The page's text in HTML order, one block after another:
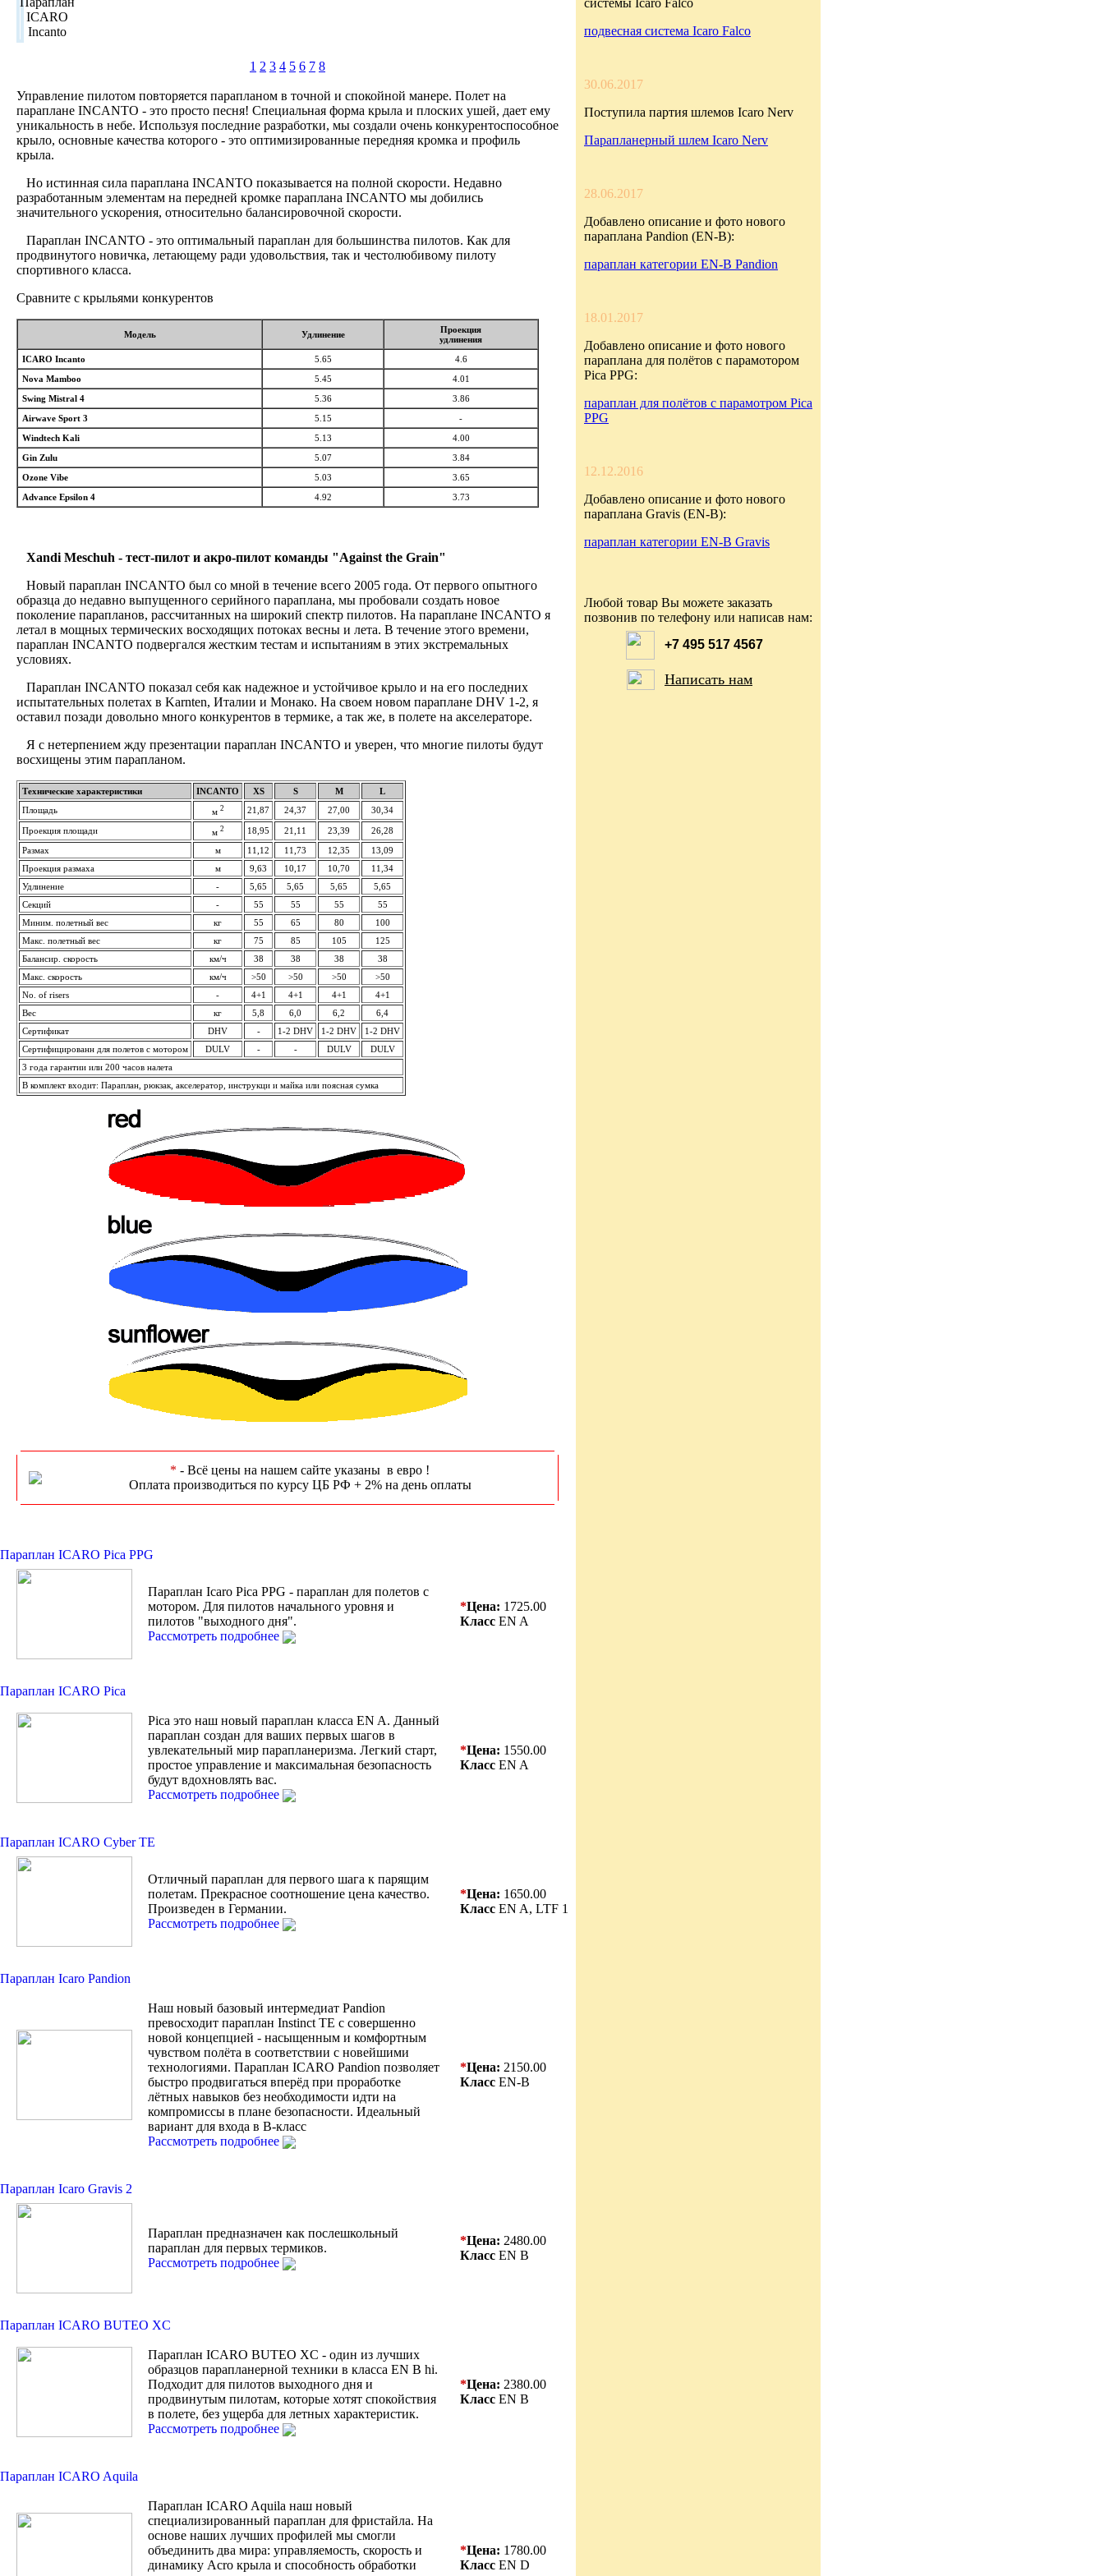
1 2 3 4 5 6 7 8
Управление пилотом повторяется парапланом в точной и спокойной манере. Полет на
параплане INCANTO - это просто песня! Специальная форма крыла и плоских ушей, дает ему
уникальность в небе. Используя последние разработки, мы создали очень конкурентоспособное
крыло, основные качества которого - это оптимизированные передняя кромка и профиль
крыла.
Но истинная сила параплана INCANTO показывается на полной скорости. Недавно
разработанным элементам на передней кромке параплана INCANTO мы добились
значительного ускорения, относительно балансировочной скорости.
Параплан INCANTO - это оптимальный параплан для большинства пилотов. Как для
продвинутого новичка, летающему ради удовольствия, так и честолюбивому пилоту
спортивного класса.
Сравните с крыльями конкурентов
Модель Удлинение
Проекция
удлинения
ICARO Incanto
5.65
4.6
Nova Mamboo
5.45
4.01
Swing Mistral 4
5.36
3.86
Airwave Sport 3
5.15
-
Windtech Kali
5.13
4.00
Gin Zulu
5.07
3.84
Ozone Vibe
5.03
3.65
Advance Epsilon 4
4.92 3.73
Xandi Meschuh - тест-пилот и акро-пилот команды "Against the Grain"
Новый параплан INCANTO был со мной в течение всего 2005 года. От первого опытного
образца до недавно выпущенного серийного параплана, мы пробовали создать новое
поколение парапланов, рассчитанных на широкий спектр пилотов. На параплане INCANTO я
летал в мощных термических восходящих потоках весны и лета. В течение этого времени,
параплан INCANTO подвергался жестким тестам и испытаниям в этих экстремальных
условиях.
Параплан INCANTO показал себя как надежное и устойчивое крыло и на его последних
испытательных полетах в Karnten, Италии и Монако. На своем новом параплане DHV 1-2, я
оставил позади довольно много конкурентов в термике, а так же, в полете на акселераторе.
Я с нетерпением жду презентации параплан INCANTO и уверен, что многие пилоты будут
восхищены этим парапланом.
Технические характеристики INCANTO XS S M
L
Площадь
м 2 21,87 24,37 27,00 30,34
Проекция площади м 2 18,95 21,11 23,39
26,28
Размах
м 11,12 11,73 12,35
13,09
Проекция размаха
м 9,63 10,17 10,70
11,34
Удлинение
- 5,65 5,65 5,65
5,65
Секций
- 55 55 55
55
Миним. полетный вес
кг 55 65 80
100
Макс. полетный вес
кг 75 85 105
125
Балансир. скорость
км/ч 38 38 38
38
Макс. скорость
км/ч >50 >50 >50
>50
No. of risers
- 4+1 4+1 4+1
4+1
Вес
кг 5,8 6,0 6,2
6,4
Сертификат
DHV - 1-2 DHV 1-2 DHV
1-2 DHV
Сертифицированн для полетов с мотором
DULV - - DULV
DULV
3 года гарантии или 200 часов налета
В комплект входит: Параплан, рюкзак, акселератор, инструкци и майка или поясная сумка
* - Всё цены на нашем сайте указаны в евро !
Оплата производиться по курсу ЦБ РФ + 2% на день оплаты
Параплан ICARO Pica PPG
Параплан Icaro Pica PPG - параплан для полетов с
мотором. Для пилотов начального уровня и
пилотов "выходного дня".
Рассмотреть подробнее
*Цена: 1725.00
Класс EN A
Параплан ICARO Pica
Pica это наш новый параплан класса EN A. Данный
параплан создан для ваших первых шагов в
увлекательный мир парапланеризма. Легкий старт,
простое управление и максимальная безопасность
будут вдохновлять вас.
Рассмотреть подробнее
*Цена: 1550.00
Класс EN A
Параплан ICARO Cyber TE
Отличный параплан для первого шага к парящим
полетам. Прекрасное соотношение цена качество.
Произведен в Германии.
Рассмотреть подробнее
*Цена: 1650.00
Класс EN A, LTF 1
Параплан Icaro Pandion
Наш новый базовый интермедиат Pandion
превосходит параплан Instinct TE с совершенно
новой концепцией - насыщенным и комфортным
чувством полёта в соответствии с новейшими
технологиями. Параплан ICARO Pandion позволяет
быстро продвигаться вперёд при проработке
лётных навыков без необходимости идти на
компромиссы в плане безопасности. Идеальный
вариант для входа в В-класс
Рассмотреть подробнее
*Цена: 2150.00
Класс EN-B
Параплан Icaro Gravis 2
Параплан предназначен как послешкольный
параплан для первых термиков.
Рассмотреть подробнее
*Цена: 2480.00
Класс EN B
Параплан ICARO BUTEO XC
Параплан ICARO BUTEO XC - один из лучших
образцов парапланерной техники в класса EN B hi.
Подходит для пилотов выходного дня и
продвинутым пилотам, которые хотят спокойствия
в полете, без ущерба для летных характеристик.
Рассмотреть подробнее
*Цена: 2380.00
Класс EN B
Параплан ICARO Aquila
Параплан ICARO Aquila наш новый
специализированный параплан для фристайла. На
основе наших лучших профилей мы смогли
объединить два мира: управляемость, скорость и
динамику Acro крыла и способность обработки
*Цена: 1780.00
Класс EN D
системы Icaro Falco
подвесная система Icaro Falco
30.06.2017
Поступила партия шлемов Icaro Nerv
Парапланерный шлем Icaro Nerv
28.06.2017
Добавлено описание и фото нового
параплана Pandion (EN-B):
параплан категории EN-B Pandion
18.01.2017
Добавлено описание и фото нового
параплана для полётов с парамотором
Pica PPG:
параплан для полётов с парамотром Pica
PPG
12.12.2016
Добавлено описание и фото нового
параплана Gravis (EN-B):
параплан категории EN-B Gravis
Любой товар Вы можете заказать
позвонив по телефону или написав нам:
+7 495 517 4567
Написать нам